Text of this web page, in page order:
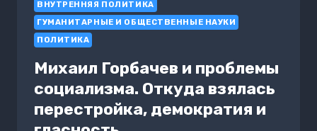
ВНУТРЕННЯЯ ПОЛИТИКА
ГУМАНИТАРНЫЕ И ОБЩЕСТВЕННЫЕ НАУКИ
ПОЛИТИКА
Михаил Горбачев и проблемы
социализма. Откуда взялась
перестройка, демократия и